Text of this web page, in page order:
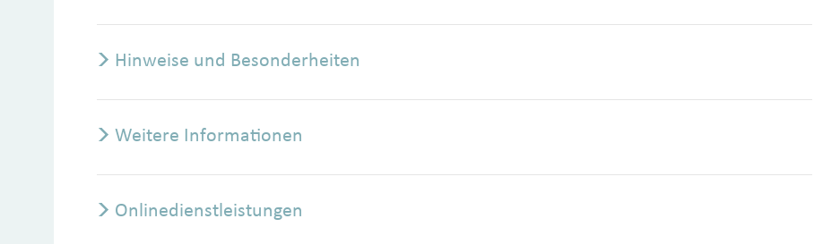
Hinweise und Besonderheiten
Weitere Informationen
Onlinedienstleistungen